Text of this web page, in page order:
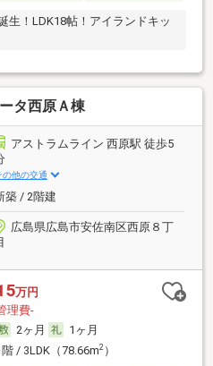
！LDK18帖！アイランドキッ
タ西原Ａ棟
アストラムライン 西原駅 徒歩5
の他の交通
築 / 2階建
広島県広島市安佐南区西原８丁
万円
理費-
2ヶ月
1ヶ月
階 / 3LDK（78.66m2）